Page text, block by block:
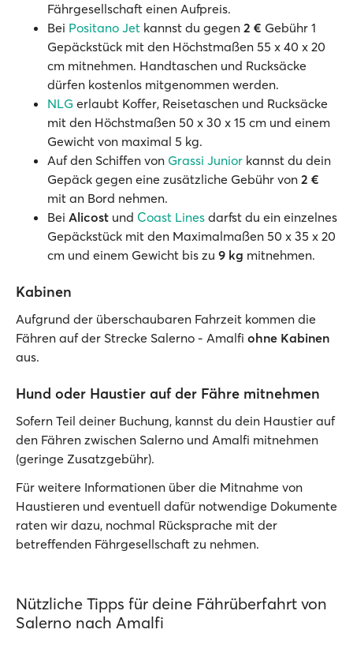
Fährgesellschaft einen Aufpreis.
Bei Positano Jet kannst du gegen 2 € Gebühr 1
Gepäckstück mit den Höchstmaßen 55 x 40 x 20
cm mitnehmen. Handtaschen und Rucksäcke
dürfen kostenlos mitgenommen werden.
NLG erlaubt Koffer, Reisetaschen und Rucksäcke
mit den Höchstmaßen 50 x 30 x 15 cm und einem
Gewicht von maximal 5 kg.
Auf den Schiffen von Grassi Junior kannst du dein
Gepäck gegen eine zusätzliche Gebühr von 2 €
mit an Bord nehmen.
Bei Alicost und Coast Lines darfst du ein einzelnes
Gepäckstück mit den Maximalmaßen 50 x 35 x 20
cm und einem Gewicht bis zu 9 kg mitnehmen.
Kabinen
Aufgrund der überschaubaren Fahrzeit kommen die
Fähren auf der Strecke Salerno - Amalfi ohne Kabinen
aus.
Hund oder Haustier auf der Fähre mitnehmen
Sofern Teil deiner Buchung, kannst du dein Haustier auf
den Fähren zwischen Salerno und Amalfi mitnehmen
(geringe Zusatzgebühr).
Für weitere Informationen über die Mitnahme von
Haustieren und eventuell dafür notwendige Dokumente
raten wir dazu, nochmal Rücksprache mit der
betreffenden Fährgesellschaft zu nehmen.
Nützliche Tipps für deine Fährüberfahrt von
Salerno nach Amalfi